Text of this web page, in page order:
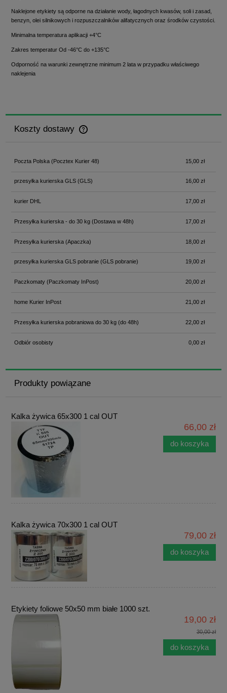
Naklejone etykiety są odporne na działanie wody, łagodnych kwasów, soli i zasad,
benzyn, olei silnikowych i rozpuszczalników alifatycznych oraz środków czystości.
Minimalna temperatura aplikacji +4°C
Zakres temperatur Od -46°C do +135°C
Odporność na warunki zewnętrzne minimum 2 lata w przypadku właściwego
naklejenia
Koszty dostawy
Cena nie zawiera ewentualnych kosztów płatności
Poczta Polska(Pocztex Kurier 48) 15,00 zł
przesyłka kurierska GLS(GLS) 16,00 zł
kurier DHL 17,00 zł
Przesyłka kurierska - do 30 kg(Dostawa w 48h) 17,00 zł
Przesyłka kurierska (Apaczka) 18,00 zł
przesyłka kurierska GLS pobranie(GLS pobranie) 19,00 zł
Paczkomaty(Paczkomaty InPost) 20,00 zł
home Kurier InPost 21,00 zł
Przesyłka kurierska pobraniowa do 30 kg(do 48h) 22,00 zł
Odbiór osobisty 0,00 zł
Produkty powiązane
Kalka żywica 65x300 1 cal OUT
66,00 zł
do koszyka
Kalka żywica 70x300 1 cal OUT
79,00 zł
do koszyka
Etykiety foliowe 50x50 mm białe 1000 szt.
19,00 zł
30,00 zł
do koszyka